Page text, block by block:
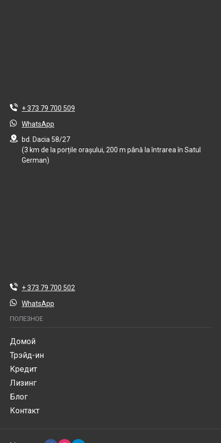
+ 373 79 700 509
WhatsApp
bd. Dacia 58/27
(3 km de la porțile orașului, 200 m până la întrarea în Satul
German)
+ 373 79 700 502
WhatsApp
ПОЛЕЗНОЕ
Домой
Трэйд-ин
Кредит
Лизинг
Блог
Контакт